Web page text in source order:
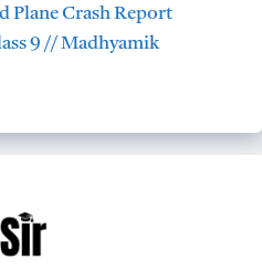
Plane Crash Report
9 // Madhyamik